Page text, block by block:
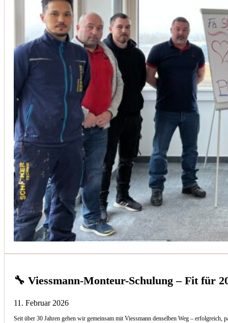
🔧 Viessmann-Monteur-Schulung – Fit für
11. Februar 2026
Seit über 30 Jahren gehen wir gemeinsam mit Viessmann denselben Weg – erfolgreich,